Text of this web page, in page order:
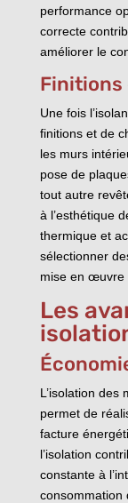
performance
correcte
améliorer le
Une fois
finitions et de
les murs
pose de
tout autre
à l’esthétique
thermique et
sélectionner
mise en œuvre
Les
L’isolation
permet de
facture
l’isolation
constante à
consommation